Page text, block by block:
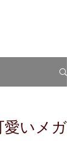
愛いメガ